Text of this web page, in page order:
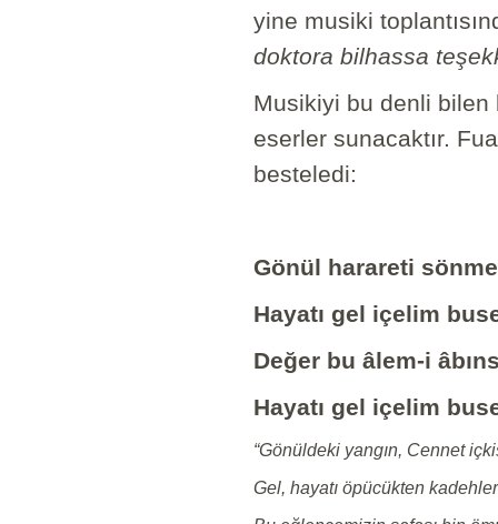
yine musiki
doktora bilhassa
Musikiyi bu denli bilen
eserler sunacaktır.
besteledi:
Gönül harareti
Hayatı gel içelim
Değer bu âlem-i
Hayatı gel içelim
“Gönüldeki yangın, Cennet
Gel, hayatı öpücükten